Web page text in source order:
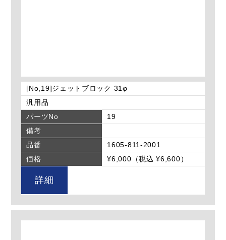
[No,19]ジェットブロック 31φ
汎用品
パーツNo
19
備考
品番
1605-811-2001
価格
¥6,000（税込 ¥6,600）
詳細